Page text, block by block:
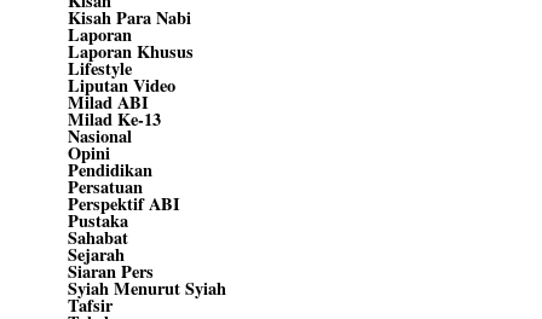
Kisah Para Nabi
Laporan
Laporan Khusus
Lifestyle
Liputan Video
Milad ABI
Milad Ke-13
Nasional
Opini
Pendidikan
Persatuan
Perspektif ABI
Pustaka
Sahabat
Sejarah
Siaran Pers
Syiah Menurut Syiah
Tafsir